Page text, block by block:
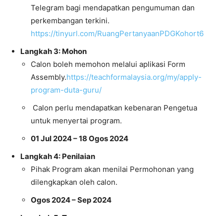
Telegram bagi mendapatkan pengumuman dan
perkembangan terkini.
https://tinyurl.com/RuangPertanyaanPDGKohort6
Langkah 3: Mohon
Calon boleh memohon melalui aplikasi Form
Assembly.https://teachformalaysia.org/my/apply-
program-duta-guru/
Calon perlu mendapatkan kebenaran Pengetua
untuk menyertai program.
01 Jul 2024 – 18 Ogos 2024
Langkah 4: Penilaian
Pihak Program akan menilai Permohonan yang
dilengkapkan oleh calon.
Ogos 2024 – Sep 2024